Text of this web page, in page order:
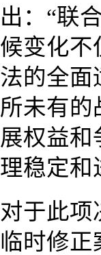
出：“联
候变化不
法的全面
所未有的
展权益和
理稳定和
对于此项
临时修正